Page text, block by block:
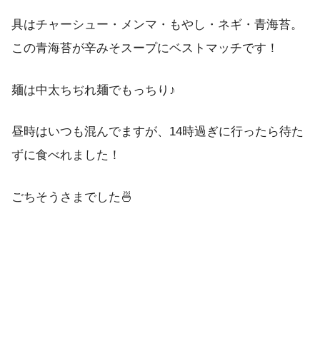
具はチャーシュー・メンマ・もやし・ネギ・青海苔。
この青海苔が辛みそスープにベストマッチです！
麺は中太ちぢれ麺でもっちり♪
昼時はいつも混んでますが、14時過ぎに行ったら待た
ずに食べれました！
ごちそうさまでした🍜